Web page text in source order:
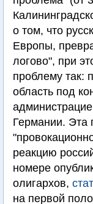
о том, что
Европы,
логово", при
проблему так:
область под
Германии. Эта
реакцию
номере
олигархов,
на первой